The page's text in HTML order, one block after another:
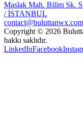
Maslak Mah. Bilim Sk.
/ İSTANBUL
contact@buluttanwx.com
Copyright © 2026
hakkı saklıdır.
LinkedInFacebook